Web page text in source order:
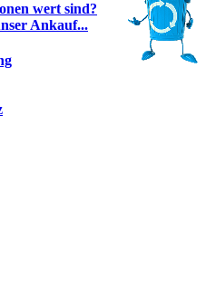
wert sind?
Ankauf...